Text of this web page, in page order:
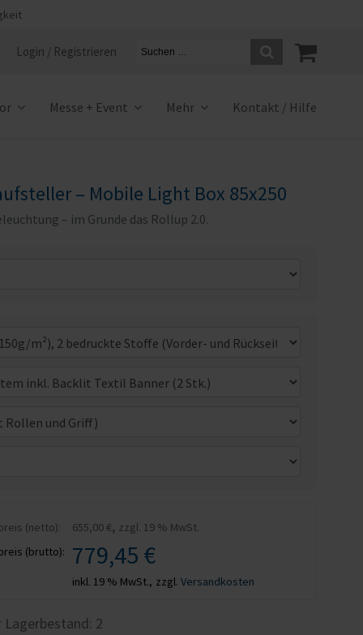
Login / Registrieren
Messe + Event Mehr Kontakt / Hilfe
– Mobile Light Box 85x250
– im Grunde das Rollup 2.0.
(netto): 655,00 €, zzgl. 19 % MwSt.
(brutto):
779,45 €
inkl. 19 % MwSt., zzgl. Versandkosten
Lagerbestand: 2